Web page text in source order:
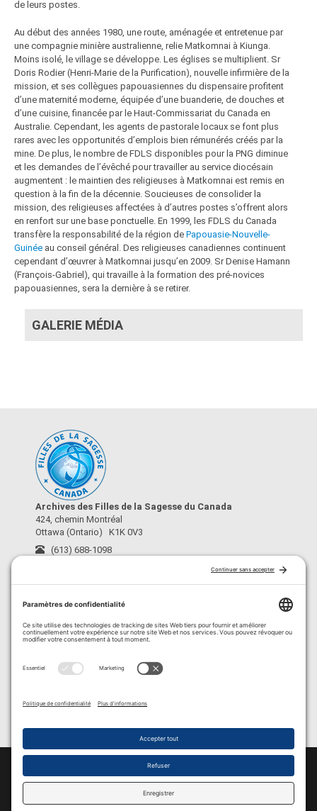
de leurs postes.
Au début des années 1980, une route, aménagée et entretenue par
une compagnie minière australienne, relie Matkomnai à Kiunga.
Moins isolé, le village se développe. Les églises se multiplient. Sr
Doris Rodier (Henri-Marie de la Purification), nouvelle infirmière de la
mission, et ses collègues papouasiennes du dispensaire profitent
d’une maternité moderne, équipée d’une buanderie, de douches et
d’une cuisine, financée par le Haut-Commissariat du Canada en
Australie. Cependant, les agents de pastorale locaux se font plus
rares avec les opportunités d’emplois bien rémunérés créés par la
mine. De plus, le nombre de FDLS disponibles pour la PNG diminue
et les demandes de l’évêché pour travailler au service diocésain
augmentent : le maintien des religieuses à Matkomnai est remis en
question à la fin de la décennie. Soucieuses de consolider la
mission, des religieuses affectées à d’autres postes s’offrent alors
en renfort sur une base ponctuelle. En 1999, les FDLS du Canada
transfère la responsabilité de la région de Papouasie-Nouvelle-
Guinée au conseil général. Des religieuses canadiennes continuent
cependant d’œuvrer à Matkomnai jusqu’en 2009. Sr Denise Hamann
(François-Gabriel), qui travaille à la formation des pré-novices
papouasiennes, sera la dernière à se retirer.
GALERIE MÉDIA
Archives des Filles de la Sagesse du Canada
424, chemin Montréal
Ottawa (Ontario) K1K 0V3
(613) 688-1098
›À propos
›Conditions d’utilisation
›Politique de confidentialité
© 2026 Copyright / Tous droits réservés
Filles de la Sagesse du Canada